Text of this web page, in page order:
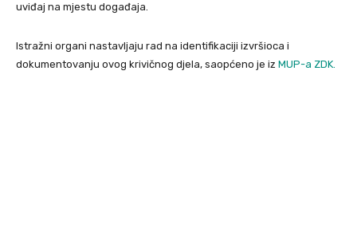
uviđaj na mjestu događaja.
Istražni organi nastavljaju rad na identifikaciji izvršioca i
dokumentovanju ovog krivičnog djela, saopćeno je iz MUP-a ZDK.